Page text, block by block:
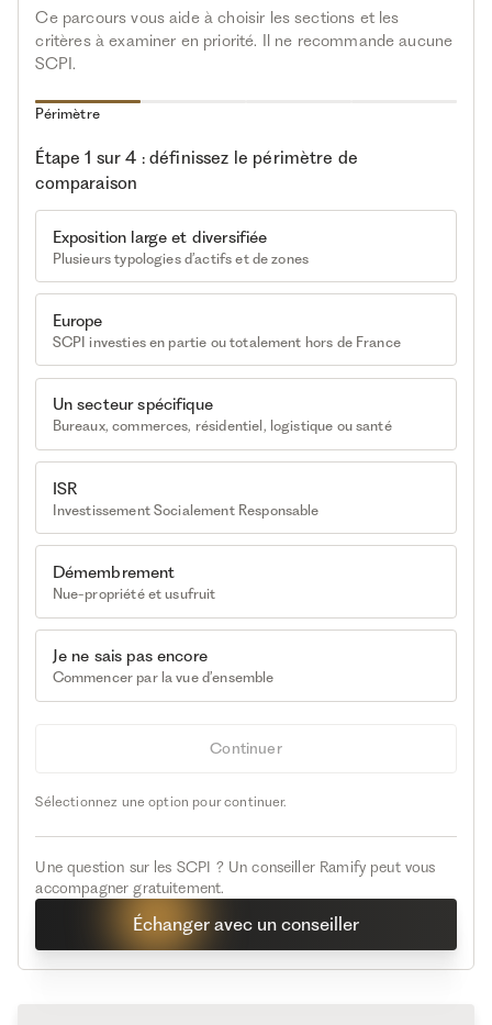
Ce parcours vous aide à choisir les sections et les
critères à examiner en priorité. Il ne recommande aucune
SCPI.
Périmètre
Étape 1 sur 4 : définissez le périmètre de
comparaison
Exposition large et diversifiée
Plusieurs typologies d’actifs et de zones
Europe
SCPI investies en partie ou totalement hors de France
Un secteur spécifique
Bureaux, commerces, résidentiel, logistique ou santé
ISR
Investissement Socialement Responsable
Démembrement
Nue-propriété et usufruit
Je ne sais pas encore
Commencer par la vue d’ensemble
Continuer
Sélectionnez une option pour continuer.
Une question sur les SCPI ? Un conseiller Ramify peut vous
accompagner gratuitement.
Échanger avec un conseiller